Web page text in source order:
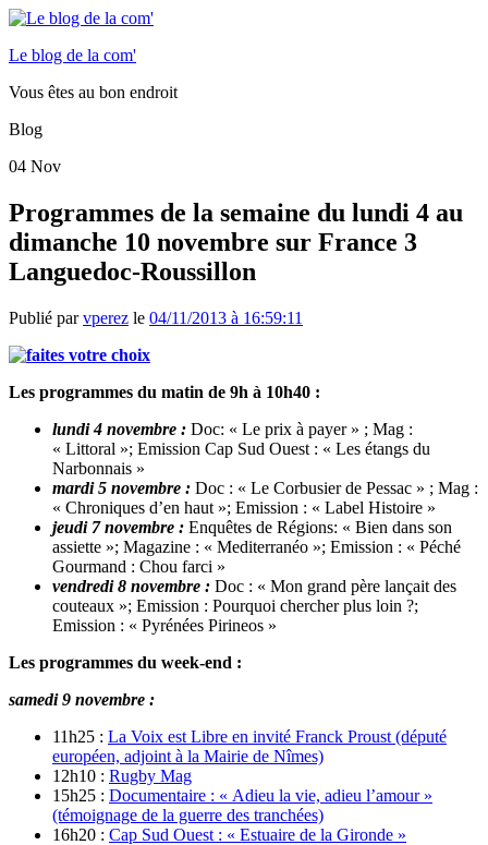
Le blog de la com'
Vous êtes au bon endroit
Blog
04 Nov
Programmes de la semaine du lundi 4 au
dimanche 10 novembre sur France 3
Languedoc-Roussillon
Publié parvperez le 04/11/2013 à 16:59:11
Les programmes du matin de 9h à 10h40 :
lundi 4 novembre : Doc: « Le prix à payer » ; Mag :
« Littoral »; Emission Cap Sud Ouest : « Les étangs du
Narbonnais »
mardi 5 novembre : Doc : « Le Corbusier de Pessac » ; Mag :
« Chroniques d’en haut »; Emission : « Label Histoire »
jeudi 7 novembre : Enquêtes de Régions: « Bien dans son
assiette »; Magazine : « Mediterranéo »; Emission : « Péché
Gourmand : Chou farci »
vendredi 8 novembre : Doc : « Mon grand père lançait des
couteaux »; Emission : Pourquoi chercher plus loin ?;
Emission : « Pyrénées Pirineos »
Les programmes du week-end :
samedi 9 novembre :
11h25 : La Voix est Libre en invité Franck Proust (député
européen, adjoint à la Mairie de Nîmes)
12h10 : Rugby Mag
15h25 : Documentaire : « Adieu la vie, adieu l’amour »
(témoignage de la guerre des tranchées)
16h20 : Cap Sud Ouest : « Estuaire de la Gironde »